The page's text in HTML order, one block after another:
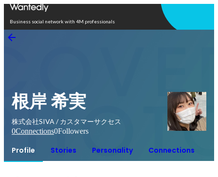
Business social network with 4M professionals
根岸 希実
株式会社SIVA / カスタマーサクセス
0Connections0Followers
Profile Stories Personality Connections